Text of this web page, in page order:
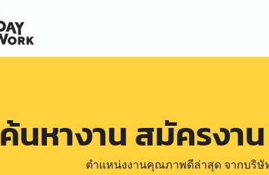
ค้นหางาน สมัครงาน
ตำแหน่งงานคุณภาพดีล่าสุด จากบริ